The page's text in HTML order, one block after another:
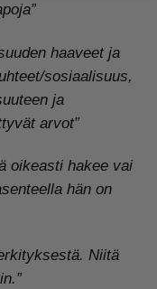
haaveet ja
sosiaalisuus,
ja
arvot”
oikeasti hakee vai
hän on
Niitä